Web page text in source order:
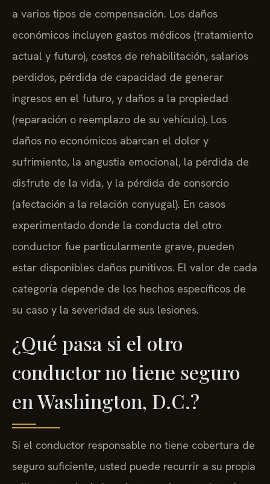
a varios tipos de compensación. Los daños
económicos incluyen gastos médicos (tratamiento
actual y futuro), costos de rehabilitación, salarios
perdidos, pérdida de capacidad de generar
ingresos en el futuro, y daños a la propiedad
(reparación o reemplazo de su vehículo). Los
daños no económicos abarcan el dolor y
sufrimiento, la angustia emocional, la pérdida de
disfrute de la vida, y la pérdida de consorcio
(afectación a la relación conyugal). En casos
experimentado donde la conducta del otro
conductor fue particularmente grave, pueden
estar disponibles daños punitivos. El valor de cada
categoría depende de los hechos específicos de
su caso y la severidad de sus lesiones.
¿Qué pasa si el otro
conductor no tiene seguro
en Washington, D.C.?
Si el conductor responsable no tiene cobertura de
seguro suficiente, usted puede recurrir a su propia